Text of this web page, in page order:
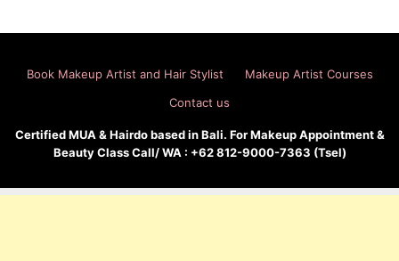
Book Makeup Artist and Hair Stylist
Makeup Artist Courses
Contact us
Certified MUA & Hairdo based in Bali. For Makeup Appointment &
Beauty Class Call/ WA : +62 812-9000-7363 (Tsel)